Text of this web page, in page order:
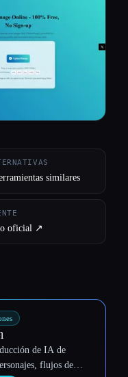
similares
oficial ↗︎
de IA de
flujos de